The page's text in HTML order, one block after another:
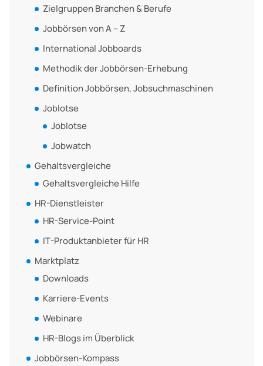
Zielgruppen Branchen & Berufe
Jobbörsen von A – Z
International Jobboards
Methodik der Jobbörsen-Erhebung
Definition Jobbörsen, Jobsuchmaschinen
Joblotse
Joblotse
Jobwatch
Gehaltsvergleiche
Gehaltsvergleiche Hilfe
HR-Dienstleister
HR-Service-Point
IT-Produktanbieter für HR
Marktplatz
Downloads
Karriere-Events
Webinare
HR-Blogs im Überblick
Jobbörsen-Kompass